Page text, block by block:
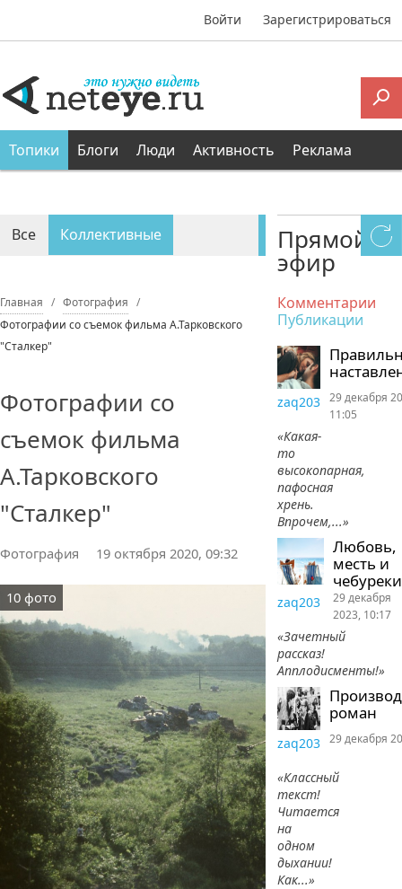
Войти Зарегистрироваться
Топики Блоги Люди Активность Реклама
Все Коллективные
Главная
Фотография
Фотографии со съемок фильма А.Тарковского
"Сталкер"
Фотографии со
съемок фильма
А.Тарковского
"Сталкер"
Фотография 19 октября 2020, 09:32
10 фото
Прямой
эфир
Комментарии
Публикации
zaq203
«Какая-
то
высокопарная,
пафосная
хрень.
Впрочем,...»
29 декабря
11:05
Любовь,
месть и
чебуреки
zaq203
«Зачетный
рассказ!
Апплодисменты!»
29 декабря
2023, 10:17
роман
zaq203
«Классный
текст!
Читается
на
одном
дыхании!
Как...»
29 декабря